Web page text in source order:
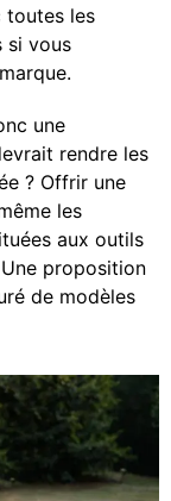
toutes les
si vous
une
rendre les
? Offrir une
les
aux outils
proposition
de modèles